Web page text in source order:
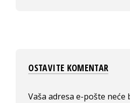
OSTAVITE KOMENTAR
Vaša adresa e-pošte neće